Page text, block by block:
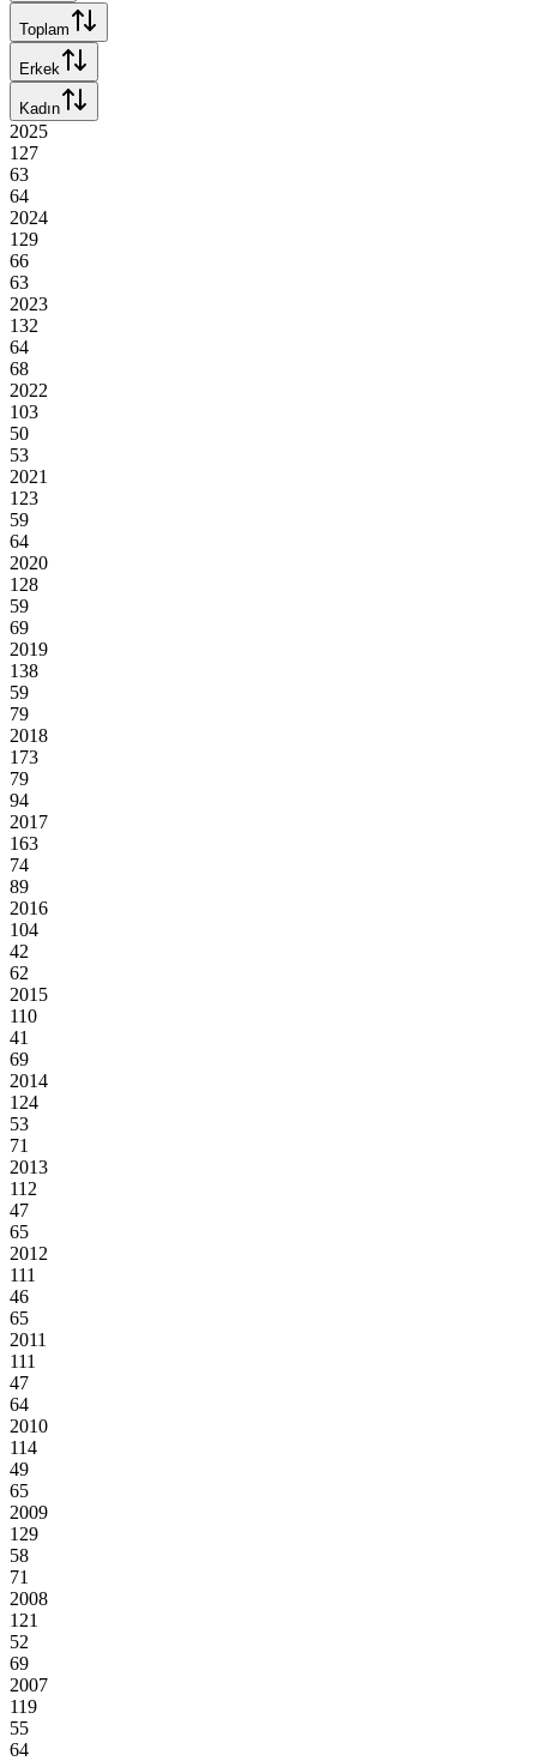
Toplam
Erkek
Kadın
2025
127
63
64
2024
129
66
63
2023
132
64
68
2022
103
50
53
2021
123
59
64
2020
128
59
69
2019
138
59
79
2018
173
79
94
2017
163
74
89
2016
104
42
62
2015
110
41
69
2014
124
53
71
2013
112
47
65
2012
111
46
65
2011
111
47
64
2010
114
49
65
2009
129
58
71
2008
121
52
69
2007
119
55
64